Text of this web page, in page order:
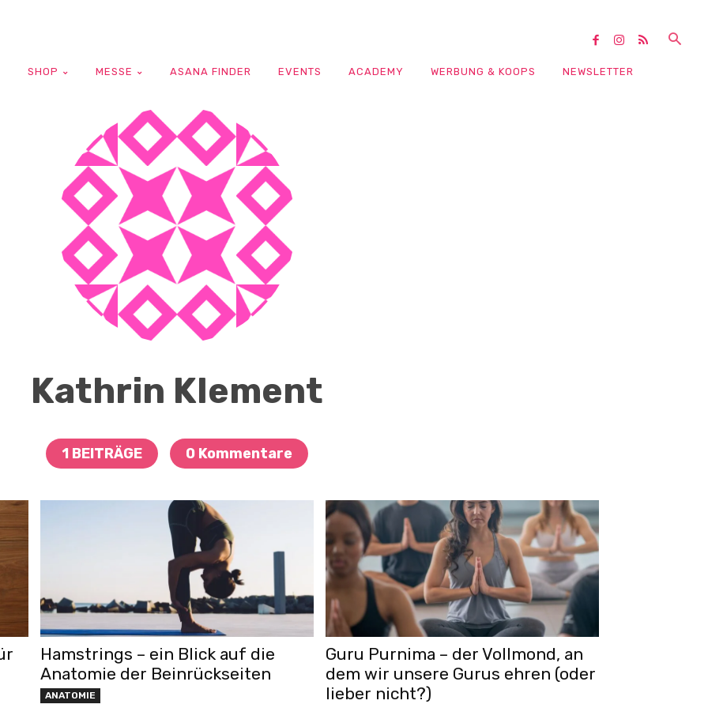
SHOP MESSE ASANA FINDER EVENTS ACADEMY WERBUNG & KOOPS NEWSLETTER
Kathrin Klement
1 BEITRÄGE 0 Kommentare
Hamstrings – ein Blick auf die
Anatomie der Beinrückseiten
ANATOMIE
Guru Purnima – der Vollmond, an
dem wir unsere Gurus ehren (oder
lieber nicht?)